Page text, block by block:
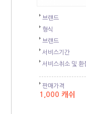
브랜드
형식
브랜드
서비스기간
서비스취소 및 환
판매가격
1,000 캐쉬